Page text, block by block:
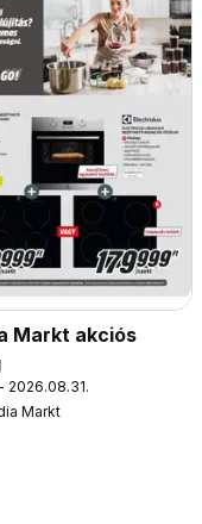
Markt akciós
2026.08.31.
Markt